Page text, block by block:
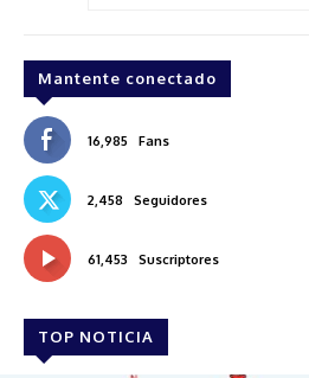
Mantente conectado
16,985 Fans
2,458 Seguidores
61,453 Suscriptores
TOP NOTICIA